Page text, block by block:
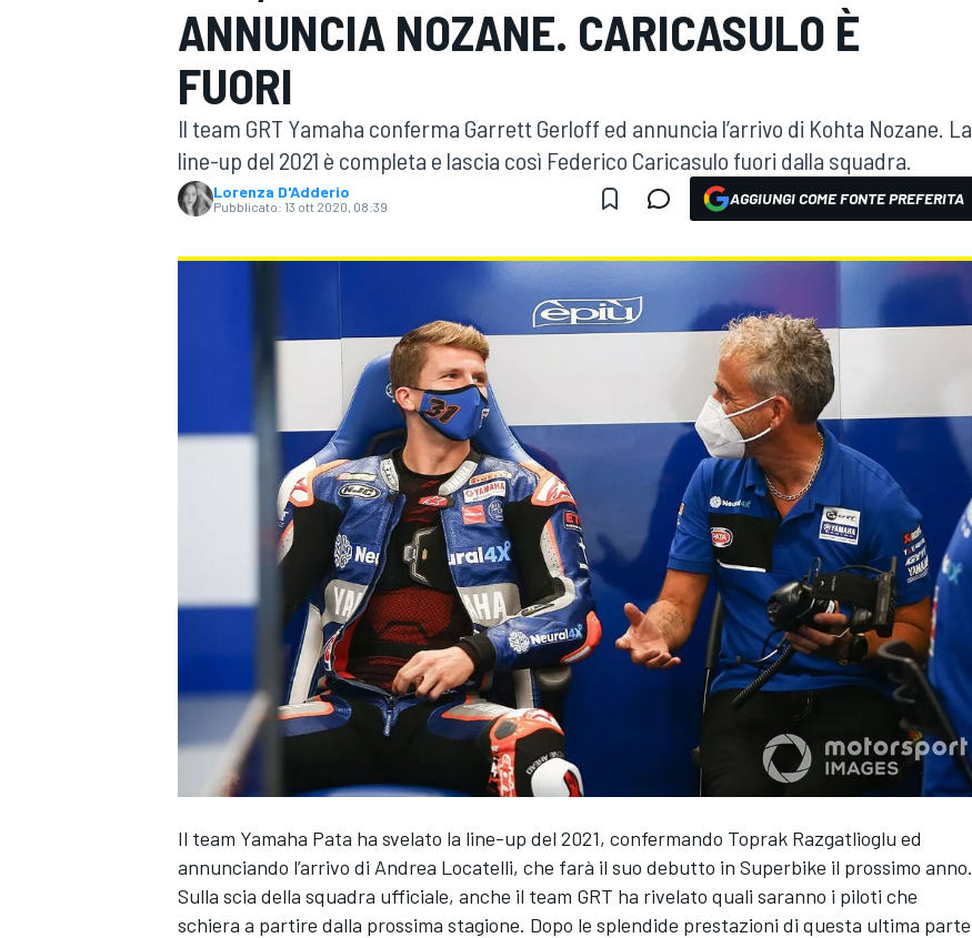
MOTOGP WEC
ANNUNCIA NOZANE. CARICASULO È
FUORI
Il team GRT Yamaha conferma Garrett Gerloff ed annuncia l’arrivo di Kohta Nozane. La
line-up del 2021 è completa e lascia così Federico Caricasulo fuori dalla squadra.
Lorenza D'Adderio
Pubblicato: 13 ott 2020, 08:39 AGGIUNGI COME FONTE PREFERITA
Il team Yamaha Pata ha svelato la line-up del 2021, confermando Toprak Razgatlioglu ed
annunciando l’arrivo di Andrea Locatelli, che farà il suo debutto in Superbike il prossimo anno.
Sulla scia della squadra ufficiale, anche il team GRT ha rivelato quali saranno i piloti che
schiera a partire dalla prossima stagione. Dopo le splendide prestazioni di questa ultima parte